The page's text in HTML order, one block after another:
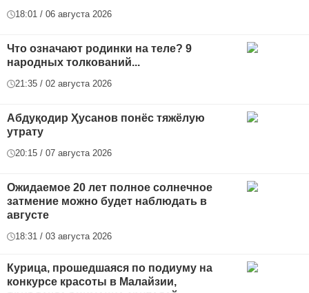
18:01 / 06 августа 2026
Что означают родинки на теле? 9
народных толкований...
21:35 / 02 августа 2026
Абдуқодир Ҳусанов понёс тяжёлую
утрату
20:15 / 07 августа 2026
Ожидаемое 20 лет полное солнечное
затмение можно будет наблюдать в
августе
18:31 / 03 августа 2026
Курица, прошедшаяся по подиуму на
конкурсе красоты в Малайзии,